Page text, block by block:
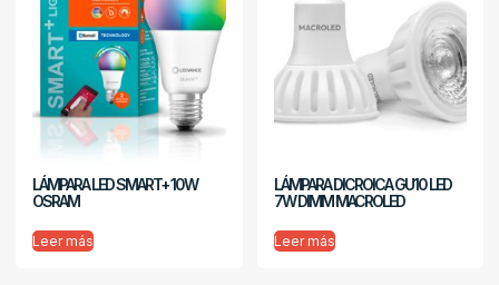
LÁMPARA LED SMART+ 10W
OSRAM
Leer más
LÁMPARA DICROICA GU10 LED
7W DIMM MACROLED
Leer más